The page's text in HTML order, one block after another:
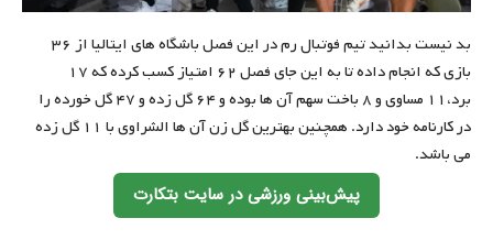
بد نیست بدانید تیم فوتبال رم در این فصل باشگاه های ایتالیا از ۳۶
بازی که انجام داده تا به این جای فصل ۶۲ امتیاز کسب کرده که ۱۷
برد،۱۱ مساوی و ۸ باخت سهم آن ها بوده و ۶۴ گل زده و ۴۷ گل خورده را
در کارنامه خود دارد. همچنین بهترین گل زن آن ها الشراوی با ۱۱ گل زده
می باشد.
پیش‌بینی ورزشی در سایت بتکارت